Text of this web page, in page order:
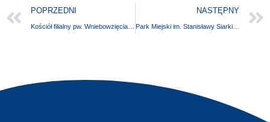
POPRZEDNI NASTĘPNY
Park Miejski im. Stanisławy Siarkiewicz w Gryfinie